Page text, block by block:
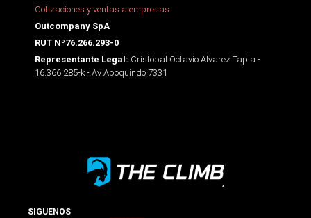
Cotizaciones y ventas a empresas
Outcompany SpA
RUT Nº76.266.293-0
Representante Legal: Cristobal Octavio Alvarez Tapia -
16.366.285-k - Av Apoquindo 7331
SIGUENOS